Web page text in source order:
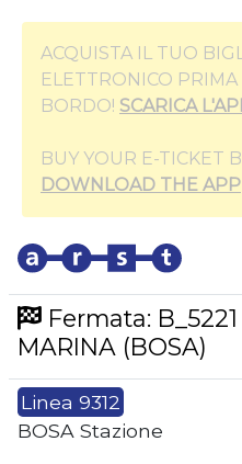
ACQUISTA IL TUO
ELETTRONICO PRIMA
BORDO! SCARICA
BUY YOUR E-TICKET
DOWNLOAD THE APP
Fermata:
MARINA (BOSA)
Linea 9312
BOSA Stazione